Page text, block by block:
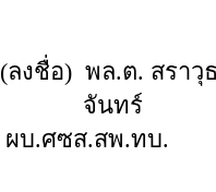
(ลงชื่อ) พล.ต. สราวุ
จัน
ผบ.ศซส.สพ.